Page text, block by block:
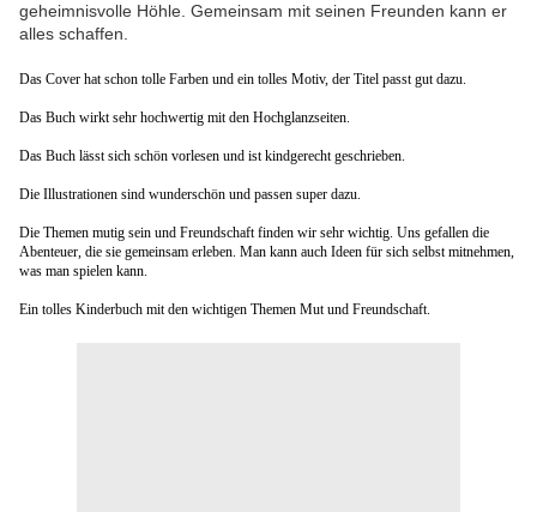
geheimnisvolle Höhle. Gemeinsam mit seinen Freunden kann er
alles schaffen.
Das Cover hat schon tolle Farben und ein tolles Motiv, der Titel passt gut dazu.
Das Buch wirkt sehr hochwertig mit den Hochglanzseiten.
Das Buch lässt sich schön vorlesen und ist kindgerecht geschrieben.
Die Illustrationen sind wunderschön und passen super dazu.
Die Themen mutig sein und Freundschaft finden wir sehr wichtig. Uns gefallen die
Abenteuer, die sie gemeinsam erleben. Man kann auch Ideen für sich selbst mitnehmen,
was man spielen kann.
Ein tolles Kinderbuch mit den wichtigen Themen Mut und Freundschaft.